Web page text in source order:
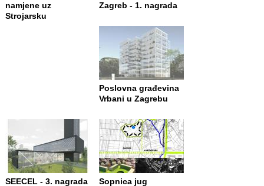
namjene uz
Strojarsku
Zagreb - 1. nagrada
Poslovna građevina
Vrbani u Zagrebu
SEECEL - 3. nagrada Sopnica jug